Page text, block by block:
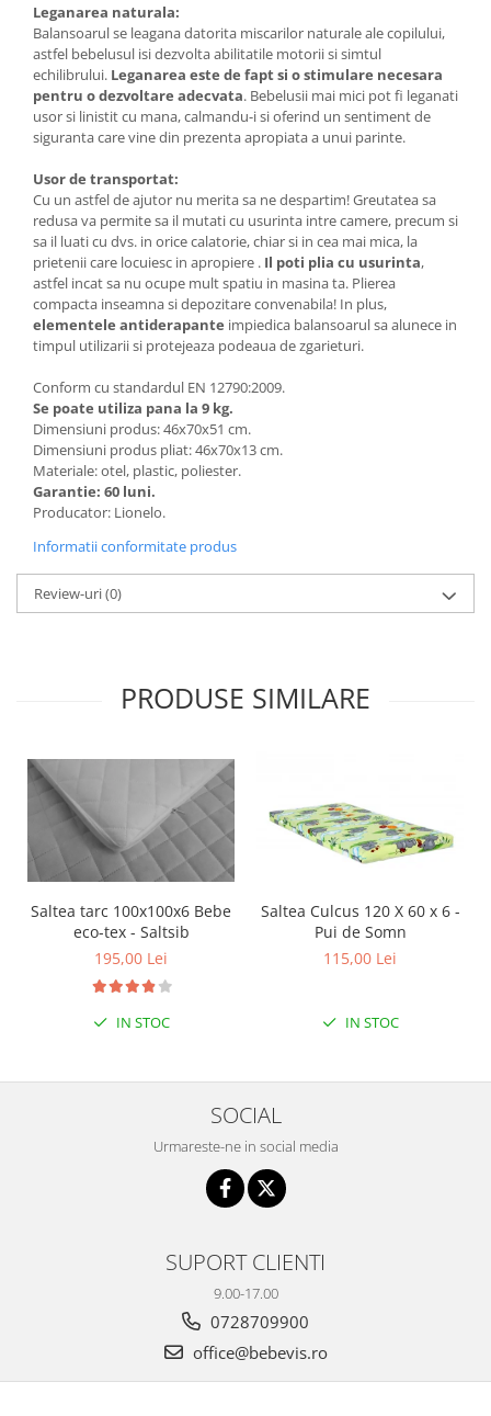
Biciclete fara pedale
Masinute fara pedale
Karturi si masinute cu pedale
Role copii si adulti
Marsupii
Premergatoare
Skateboard
Scaune de biciclete copii
Baita, Igiena, Siguranta
Baie
Lenjerie mamici
Olite
Seturi de hranire
Joaca si sport exterior
Trambuline
Centre de joaca exterior
Patine de gheata
Patine gheata reglabile
Mese de Tenis
Articole de plaja
Jucarii pentru copii
Aparate fitness
Benzi de Alergare
Biciclete Fitness
Steppere Fitness
Banci forta multifunctionale
Aparate Vibromasaj si accesorii
Saltele si Covoare sport Fitness
Mingi fitness si medicinale
Leganarea naturala:
Balansoarul se leagana datorita miscarilor naturale ale copilului,
astfel bebelusul isi dezvolta abilitatile motorii si simtul
echilibrului. Leganarea este de fapt si o stimulare necesara
pentru o dezvoltare adecvata. Bebelusii mai mici pot fi leganati
usor si linistit cu mana, calmandu-i si oferind un sentiment de
siguranta care vine din prezenta apropiata a unui parinte.
Usor de transportat:
Cu un astfel de ajutor nu merita sa ne despartim! Greutatea sa
redusa va permite sa il mutati cu usurinta intre camere, precum si
sa il luati cu dvs. in orice calatorie, chiar si in cea mai mica, la
prietenii care locuiesc in apropiere . Il poti plia cu usurinta,
astfel incat sa nu ocupe mult spatiu in masina ta. Plierea
compacta inseamna si depozitare convenabila! In plus,
elementele antiderapante impiedica balansoarul sa alunece in
timpul utilizarii si protejeaza podeaua de zgarieturi.
Conform cu standardul EN 12790:2009.
Se poate utiliza pana la 9 kg.
Dimensiuni produs: 46x70x51 cm.
Dimensiuni produs pliat: 46x70x13 cm.
Materiale: otel, plastic, poliester.
Garantie: 60 luni.
Producator: Lionelo.
Informatii conformitate produs
Review-uri(0)
PRODUSE SIMILARE
Saltea tarc 100x100x6 Bebe
eco-tex - Saltsib
195,00 Lei
IN STOC
Saltea Culcus 120 X 60 x 6 -
Pui de Somn
115,00 Lei
IN STOC
SOCIAL
Urmareste-ne in social media
SUPORT CLIENTI
9.00-17.00
0728709900
office@bebevis.ro